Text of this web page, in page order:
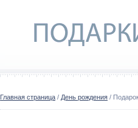
Главная страница / День рождения /